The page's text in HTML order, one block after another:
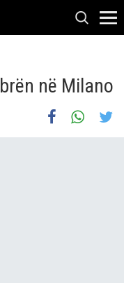
në Milano